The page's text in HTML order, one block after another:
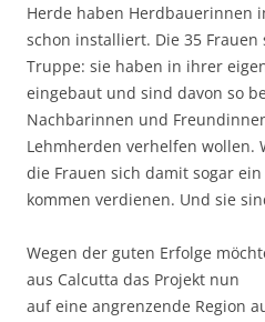
Herde haben Herdbauer­innen
schon installiert. Die 35
Truppe: sie haben in ihrer
eingebaut und sind davon so
Nachbar­innen und
Lehm­herden verhelfen wol­len.
die Frauen sich damit sogar
kommen verdienen. Und sie
Wegen der guten Erfolge
aus Calcutta das Projekt nun
auf eine angrenzende Region